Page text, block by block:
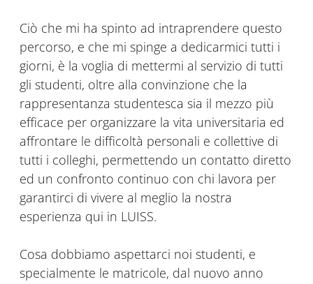
Ciò che mi ha spinto ad intraprendere questo
percorso, e che mi spinge a dedicarmici tutti i
giorni, è la voglia di mettermi al servizio di tutti
gli studenti, oltre alla convinzione che la
rappresentanza studentesca sia il mezzo più
efficace per organizzare la vita universitaria ed
affrontare le difficoltà personali e collettive di
tutti i colleghi, permettendo un contatto diretto
ed un confronto continuo con chi lavora per
garantirci di vivere al meglio la nostra
esperienza qui in LUISS.
Cosa dobbiamo aspettarci noi studenti, e
specialmente le matricole, dal nuovo anno